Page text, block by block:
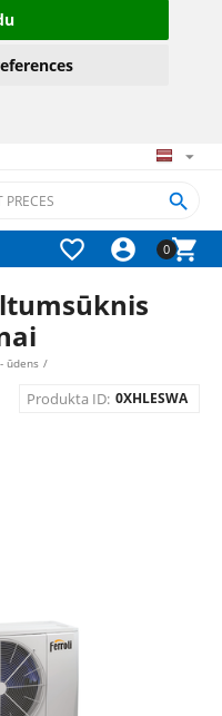
0



ūdens /
Produkta ID: 0XHLESWA